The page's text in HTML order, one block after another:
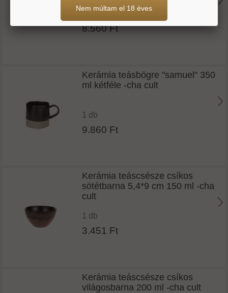
1 db
8.560 Ft
Kerámia teásbögre "samuel" 350
ml kétféle -cha cult
1 db
9.860 Ft
Kerámia teáscsésze csíkos
sötétbarna 5,4*9 cm 150 ml -cha
cult
1 db
3.451 Ft
Kerámia teáscsésze csíkos
világosbarna 200 ml -cha cult
Nem múltam el 18 éves